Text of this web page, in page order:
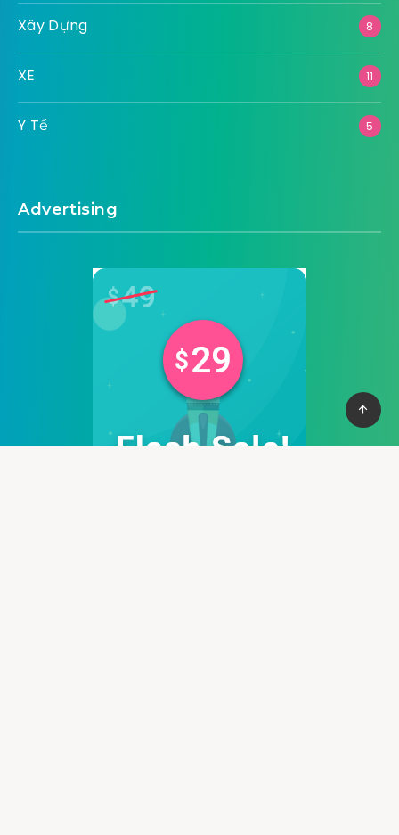
Xây Dựng 8
XE 11
Y Tế 5
Advertising